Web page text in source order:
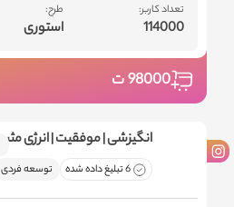
تعداد کاربر:
114000
طرح:
استوری
98000ت
انگیزشی | موفقیت | انرژی مثبت
6 تبلیغ داده شده توسعه فردی